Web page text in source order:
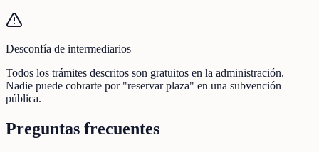
Desconfía de intermediarios
Todos los trámites descritos son gratuitos en la administración.
Nadie puede cobrarte por "reservar plaza" en una subvención
pública.
Preguntas frecuentes